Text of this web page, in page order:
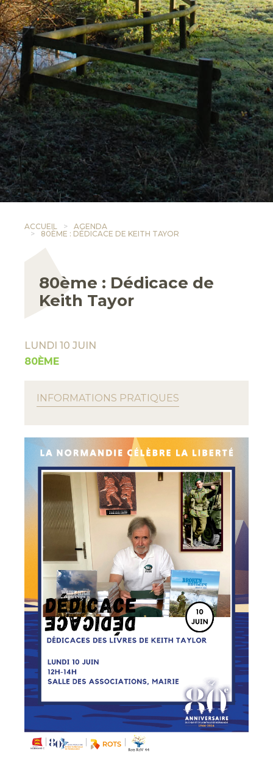
ACCUEIL
AGENDA
80ÈME : DÉDICACE DE KEITH TAYOR
80ème : Dédicace de
Keith Tayor
LUNDI 10 JUIN
80ÈME
INFORMATIONS PRATIQUES